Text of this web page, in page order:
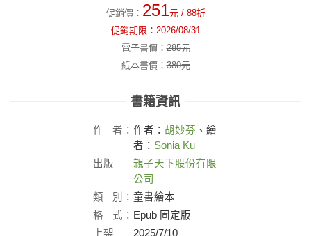
促銷價： 251元 / 88折
促銷期限： 2026/08/31
電子書價：285元
紙本書價：380元
書籍資訊
作 者： 作者： 胡妙芬 、繪
者： Sonia Ku
出版
親子天下股份有限
公司
類
別： 童書繪本
格
式： Epub 固定版
上架
2025/7/10